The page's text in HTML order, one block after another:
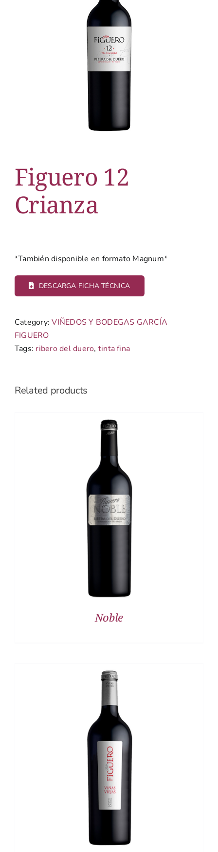
Figuero 12
Crianza
*También disponible en formato Magnum*
DESCARGA FICHA TÉCNICA
Category:VIÑEDOS Y BODEGAS GARCÍA
FIGUERO
Tags: ribero del duero, tinta fina
Related products
DETALLES
Noble
DETALLES